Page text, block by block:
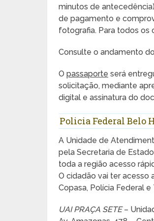
minutos de
de pagamento e
fotografia. Para todos
Consulte o andamento
Opassaporte será
solicitação, mediante
digital e assinatura do
Policia Federal Belo
A Unidade de
pela Secretaria de
toda a região acesso
O cidadão vai ter acesso
Copasa, Polícia Federal
UAI PRAÇA SETE–